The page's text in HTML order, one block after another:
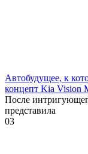
Автобудущее, к
концепт Kia Vision
После
представила
03